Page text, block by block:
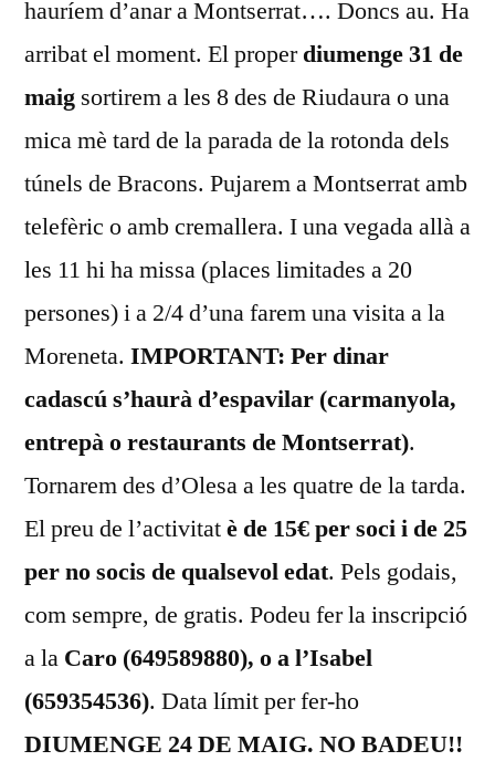
hauríem d’anar a Montserrat…. Doncs au. Ha
arribat el moment. El properdiumenge 31 de
maig sortirem a les 8 des de Riudaura o una
mica mè tard de la parada de la rotonda dels
túnels de Bracons. Pujarem a Montserrat amb
telefèric o amb cremallera. I una vegada allà a
les 11 hi ha missa (places limitades a 20
persones) i a 2/4 d’una farem una visita a la
Moreneta. IMPORTANT: Per dinar
cadascú s’haurà d’espavilar (carmanyola,
entrepà o restaurants de Montserrat).
Tornarem des d’Olesa a les quatre de la tarda.
El preu de l’activitatè de 15€ per soci i de 25
per no socis de qualsevol edat. Pels godais,
com sempre, de gratis. Podeu fer la inscripció
a la Caro (649589880), o a l’Isabel
(659354536). Data límit per fer-ho
DIUMENGE 24 DE MAIG. NO BADEU!!